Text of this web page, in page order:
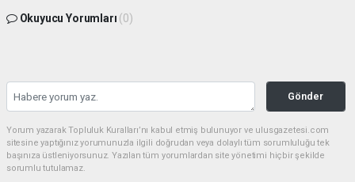
Okuyucu Yorumları (0)
Gönder
Yorum yazarak Topluluk Kuralları’nı kabul etmiş bulunuyor ve ulusgazetesi.com
sitesine yaptığınız yorumunuzla ilgili doğrudan veya dolaylı tüm sorumluluğu tek
başınıza üstleniyorsunuz. Yazılan tüm yorumlardan site yönetimi hiçbir şekilde
sorumlu tutulamaz.